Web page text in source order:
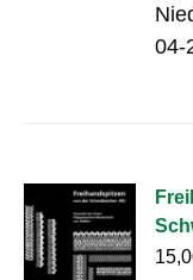
04-